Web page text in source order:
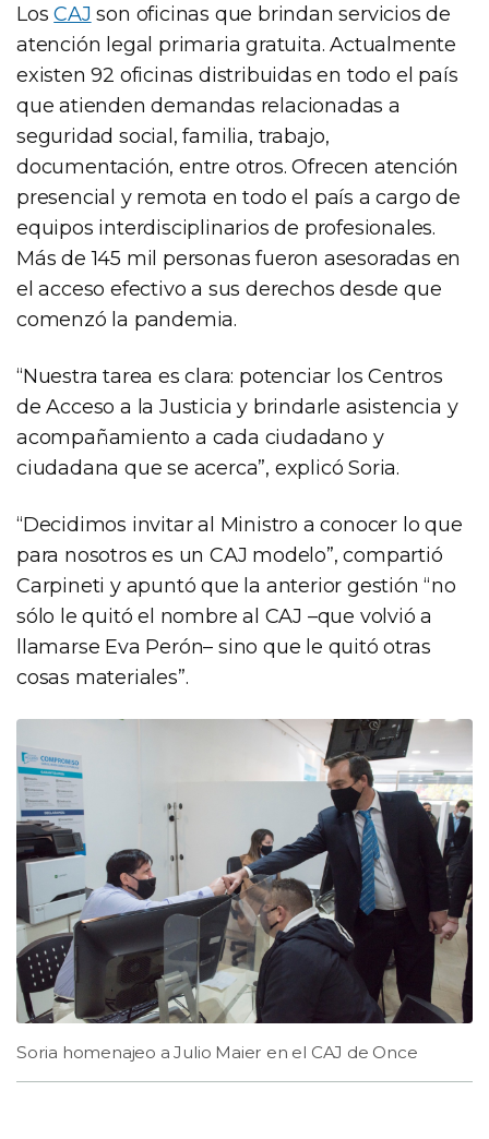
LosCAJ son oficinas que brindan servicios de
atención legal primaria gratuita. Actualmente
existen 92 oficinas distribuidas en todo el país
que atienden demandas relacionadas a
seguridad social, familia, trabajo,
documentación, entre otros. Ofrecen atención
presencial y remota en todo el país a cargo de
equipos interdisciplinarios de profesionales.
Más de 145 mil personas fueron asesoradas en
el acceso efectivo a sus derechos desde que
comenzó la pandemia.
“Nuestra tarea es clara: potenciar los Centros
de Acceso a la Justicia y brindarle asistencia y
acompañamiento a cada ciudadano y
ciudadana que se acerca”, explicó Soria.
“Decidimos invitar al Ministro a conocer lo que
para nosotros es un CAJ modelo”, compartió
Carpineti y apuntó que la anterior gestión “no
sólo le quitó el nombre al CAJ –que volvió a
llamarse Eva Perón– sino que le quitó otras
cosas materiales”.
Soria homenajeo a Julio Maier en el CAJ de Once